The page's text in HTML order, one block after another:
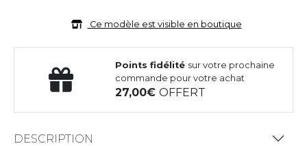
Ce modèle est visible en boutique
Points fidélité sur votre prochaine
commande pour votre achat
27,00OFFERT
DESCRIPTION